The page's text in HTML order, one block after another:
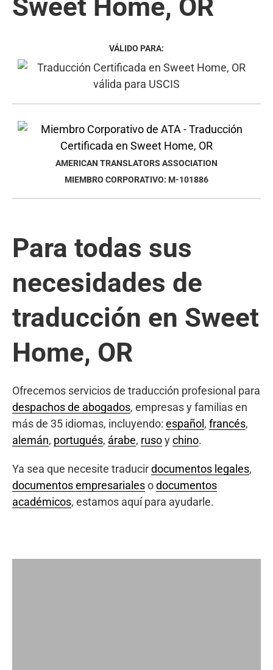
Sweet Home, OR
VÁLIDO PARA:
AMERICAN TRANSLATORS ASSOCIATION
MIEMBRO CORPORATIVO: M-101886
Para todas sus
necesidades de
traducción en Sweet
Home, OR
Ofrecemos servicios de traducción profesional para
despachos de abogados, empresas y familias en
más de 35 idiomas, incluyendo: español , francés,
alemán, portugués, árabe, rusoychino.
Ya sea que necesite traducirdocumentos legales,
documentos empresarialesodocumentos
académicos, estamos aquí para ayudarle.